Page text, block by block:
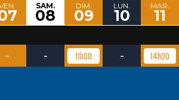
SAM.
08
DIM.
09
LUN.
10
MAR.
11
- - 11h00 - 14h00